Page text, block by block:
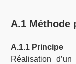
A.1 Méthode
A.1.1 Principe
Réalisation